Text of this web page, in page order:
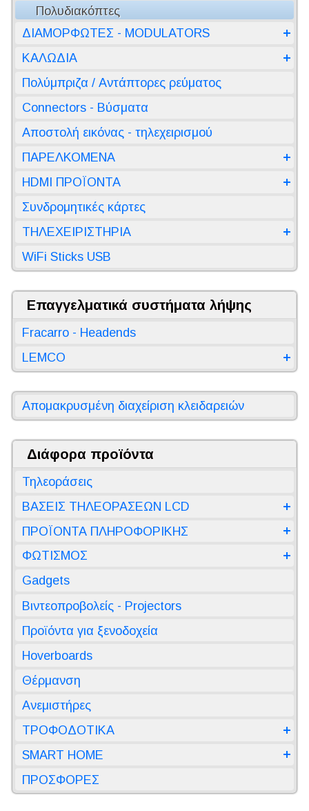
Πολυδιακόπτες
ΔΙΑΜΟΡΦΩΤΕΣ - MODULATORS
ΚΑΛΩΔΙΑ
Πολύμπριζα / Αντάπτορες ρεύματος
Connectors - Βύσματα
Αποστολή εικόνας - τηλεχειρισμού
ΠΑΡΕΛΚΟΜΕΝΑ
HDMI ΠΡΟΪΟΝΤΑ
Συνδρομητικές κάρτες
ΤΗΛΕΧΕΙΡΙΣΤΗΡΙΑ
WiFi Sticks USB
Επαγγελματικά συστήματα λήψης
Fracarro - Headends
LEMCO
Απομακρυσμένη διαχείριση κλειδαρειών
Διάφορα προϊόντα
Τηλεοράσεις
ΒΑΣΕΙΣ ΤΗΛΕΟΡΑΣΕΩΝ LCD
ΠΡΟΪΟΝΤΑ ΠΛΗΡΟΦΟΡΙΚΗΣ
ΦΩΤΙΣΜΟΣ
Gadgets
Βιντεοπροβολείς - Projectors
Προϊόντα για ξενοδοχεία
Hoverboards
Θέρμανση
Ανεμιστήρες
ΤΡΟΦΟΔΟΤΙΚΑ
SMART HOME
ΠΡΟΣΦΟΡΕΣ